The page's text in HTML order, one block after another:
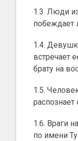
1.3. Люди
побеждает
1.4.
встречает
брату на
1.5.
1.6. Враги
по имени